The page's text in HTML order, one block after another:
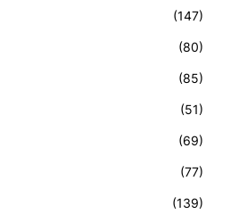
(147)
(80)
(85)
(51)
(69)
(77)
(139)